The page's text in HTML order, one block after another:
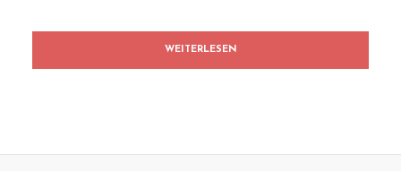
WEITERLESEN